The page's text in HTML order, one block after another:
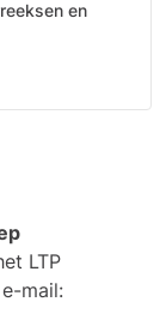
en
LTP
mail: